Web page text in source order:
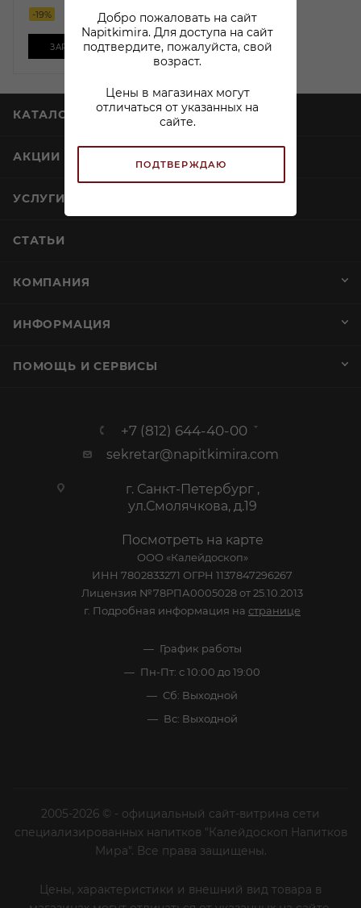
Добро пожаловать на сайт
Napitkimira. Для доступа на сайт
подтвердите, пожалуйста, свой
возраст.
Цены в магазинах могут
отличаться от указанных на
сайте.
ПОДТВЕРЖДАЮ
-19%
ЗАРЕЗЕРВИРОВАТЬ
КАТАЛОГ
АКЦИИ
УСЛУГИ
СТАТЬИ
КОМПАНИЯ
ИНФОРМАЦИЯ
ПОМОЩЬ И СЕРВИСЫ
+7 (812) 644-40-00
sekretar@napitkimira.com
г. Санкт-Петербург ,
ул.Смолячкова, д.19
Посмотреть на карте
ООО «Калейдоскоп»
ИНН 7802833271 ОГРН 1137847296267
Лицензия №78РПА0005028 от 25.10.2013
г. Подробная информация на странице
График работы
Пн-Пт: с 10:00 до 19:00
Сб: Выходной
Вс: Выходной
2005-2026 © - официальный сайт-витрина сети
специализированных напитков "Калейдоскоп Напитков
Мира". Все права защищены.
Цены, характеристики и внешний вид товара в